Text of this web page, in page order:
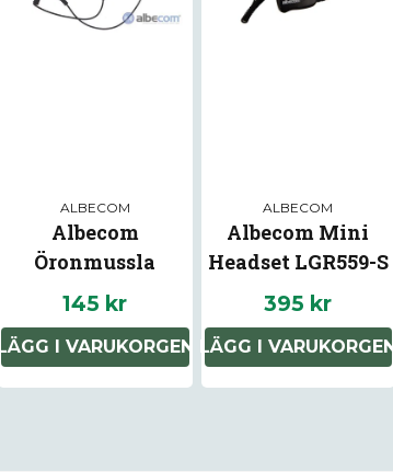
ALBECOM
Albecom
Öronmussla
HP100-SV Yttre
145 kr
LÄGG I VARUKORGEN
ALBECOM
Albecom Mini
Headset LGR559-S
Yttre
395 kr
LÄGG I VARUKORGEN